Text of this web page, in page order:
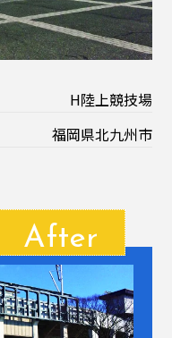
H陸上競技場
福岡県北九州市
After